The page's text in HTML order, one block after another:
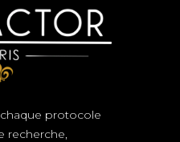
chaque protocole
recherche,